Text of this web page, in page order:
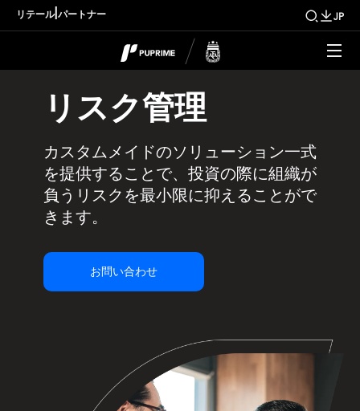
リテール| パートナー JP
リスク管理
カスタムメイドのソリューション一式
を提供することで、投資の際に組織が
負うリスクを最小限に抑えることがで
きます。
お問い合わせ